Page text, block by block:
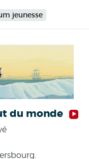
jeunesse
du monde